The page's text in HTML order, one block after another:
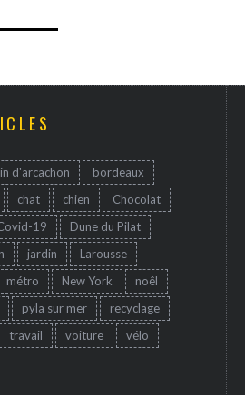
d'arcachon
bordeaux
chat chien
Chocolat
19
Dune du Pilat
jardin
Larousse
métro New York
noêl
pyla sur mer
recyclage
travail voiture
vélo